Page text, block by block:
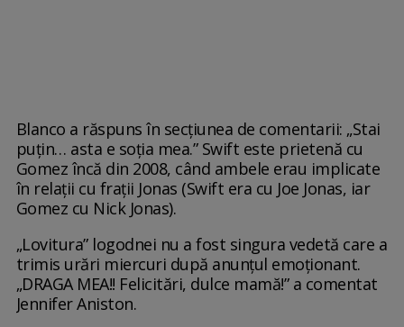
Blanco a răspuns în secțiunea de comentarii: „Stai
puțin… asta e soția mea.” Swift este prietenă cu
Gomez încă din 2008, când ambele erau implicate
în relații cu frații Jonas (Swift era cu Joe Jonas, iar
Gomez cu Nick Jonas).
„Lovitura” logodnei nu a fost singura vedetă care a
trimis urări miercuri după anunțul emoționant.
„DRAGA MEA!! Felicitări, dulce mamă!” a comentat
Jennifer Aniston.